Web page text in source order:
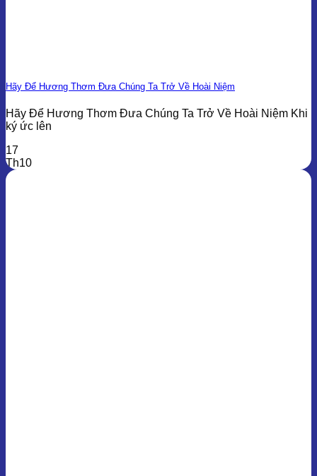
Hãy Để Hương Thơm Đưa Chúng Ta Trở Về Hoài Niệm
Hãy Để Hương Thơm Đưa Chúng Ta Trở Về Hoài Niệm Khi
ký ức lên
17
Th10